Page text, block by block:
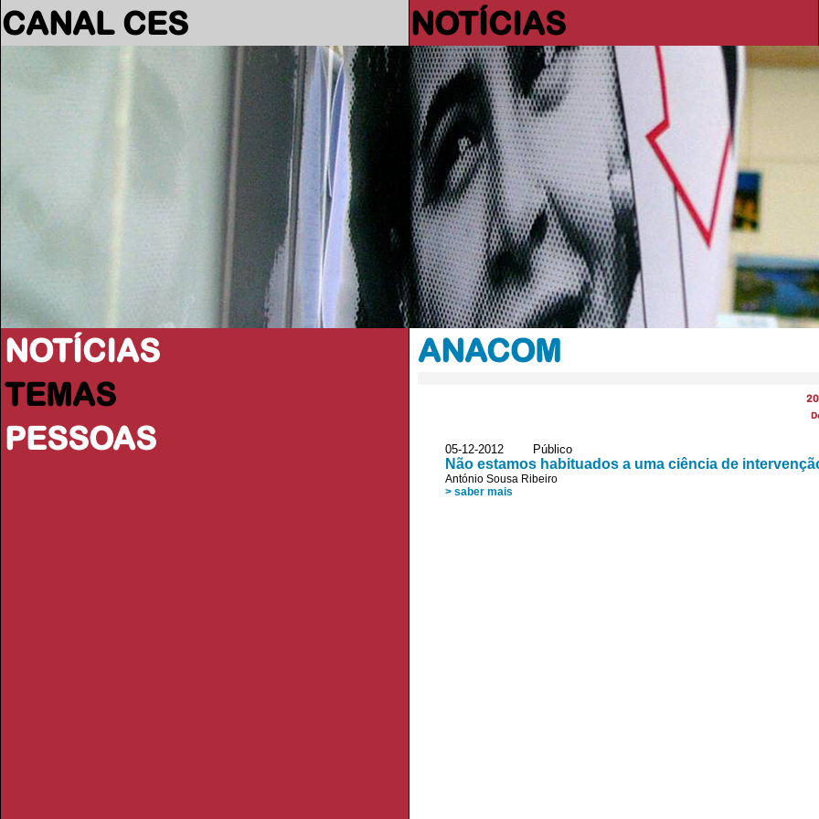
CANAL CES NOTÍCIAS
NOTÍCIAS
TEMAS
PESSOAS
ANACOM
05-12-2012 Público
Não estamos habituados a uma ciência de
António Sousa Ribeiro
> saber mais